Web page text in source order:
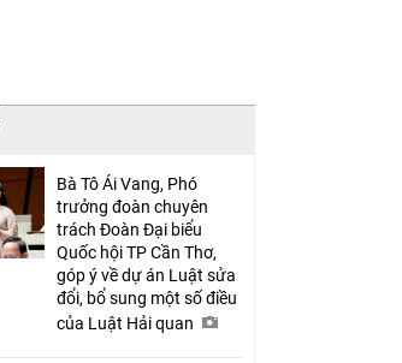
Chia sẻ
Bà Tô Ái Vang, Phó
trưởng đoàn chuyên
trách Đoàn Đại biểu
Quốc hội TP Cần Thơ,
góp ý về dự án Luật sửa
đổi, bổ sung một số điều
của Luật Hải quan